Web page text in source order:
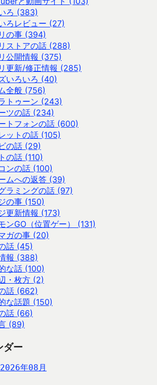
ろ (383)
ろレビュー (27)
の事 (394)
ストアの話 (288)
公開情報 (375)
更新/修正情報 (285)
いろいろ (40)
全般 (756)
トゥーン (243)
ツの話 (234)
トフォンの話 (600)
ットの話 (105)
の話 (29)
の話 (110)
ンの話 (100)
ムへの返答 (39)
ラミングの話 (97)
の事 (150)
更新情報 (173)
ンGO（位置ゲー） (131)
ガの事 (20)
話 (45)
報 (388)
な話 (100)
・枚方 (2)
話 (662)
な話題 (150)
話 (66)
(89)
ダー
2026年08月